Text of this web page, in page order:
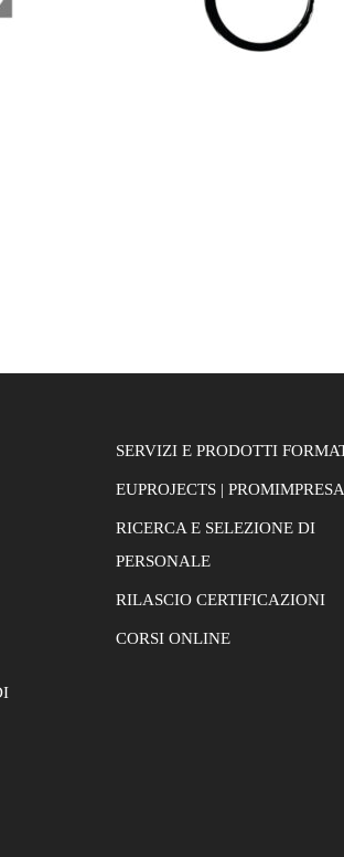
SERVIZI E PRODOTTI
EUPROJECTS | PROMIMPRESA
RICERCA E SELEZIONE DI
PERSONALE
RILASCIO CERTIFICAZIONI
CORSI ONLINE